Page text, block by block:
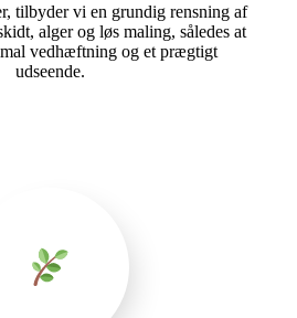
tilbyder vi en grundig rensning af
alger og løs maling, således at
vedhæftning og et prægtigt
udseende.